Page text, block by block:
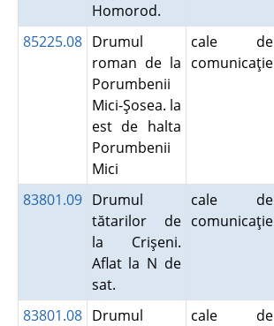
Homorod.
85225.08 Drumul
roman de la
Porumbenii
Mici-Şosea. la
est de halta
Porumbenii
Mici
cale de
comunicaţie
83801.09 Drumul
tătarilor de
la Crişeni.
Aflat la N de
sat.
cale de
comunicaţie
83801.08 Drumul
cale de